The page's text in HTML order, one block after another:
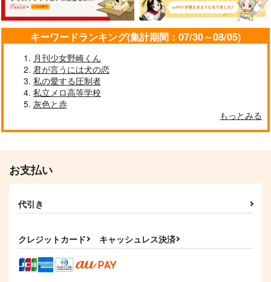
サンプル
作品詳細
サンプル
作品詳細
サンプル
作品詳細
十二時の魔法が解けて
629円（税込）
クロエ+オーエン
サンプル
440円（税込）
キーワードランキング(集計期間：07/30～08/05)
月刊少女野崎くん
君が言うには犬の恋
私の愛する圧制者
私立メロ高等学校
灰色と赤
もっとみる
お支払い
代引き
クレジットカード キャッシュレス決済